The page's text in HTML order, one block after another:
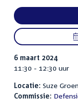
6 maart 2024
11:30 - 12:30 uur
Locatie: Suze
Commissie: